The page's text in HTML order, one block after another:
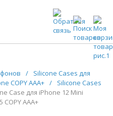
ОПТОМ
/
Silicone Cases для
COPY AAA+ /
Silicone Cases
Case для iPhone 12 Mini
AAA+